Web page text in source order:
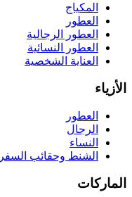
المكياج
العطور
العطور الرجالية
العطور النسائية
العناية الشخصية
الأزياء
العطور
الرجال
النساء
الشنط وحقائب السفر
الماركات